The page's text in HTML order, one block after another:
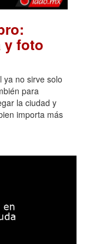
y foto
ya no sirve solo
para
la ciudad y
importa más